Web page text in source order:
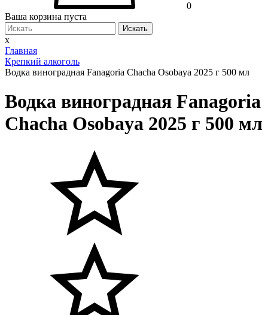
0
Ваша корзина пуста
Искать
x
Главная
Крепкий алкоголь
Водка виноградная Fanagoria Chacha Osobaya 2025 г 500 мл
Водка виноградная Fanagoria
Chacha Osobaya 2025 г 500 мл